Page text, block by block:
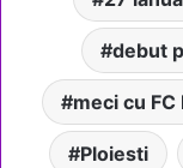
debut
meci cu FC
Ploiesti